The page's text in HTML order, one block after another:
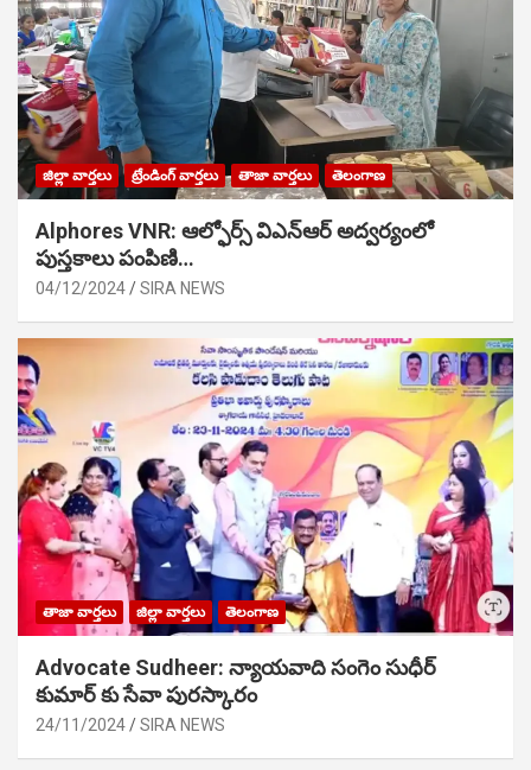
జిల్లా వార్తలు ట్రేండింగ్ వార్తలు తాజా వార్తలు తెలంగాణ
Alphores VNR: ఆల్ఫోర్స్ విఎన్ఆర్ అద్వర్యంలో
పుస్తకాలు పంపిణి…
04/12/2024 SIRA NEWS
తాజా వార్తలు జిల్లా వార్తలు తెలంగాణ
Advocate Sudheer: న్యాయవాది సంగెం సుధీర్
కుమార్ కు సేవా పురస్కారం
24/11/2024 SIRA NEWS